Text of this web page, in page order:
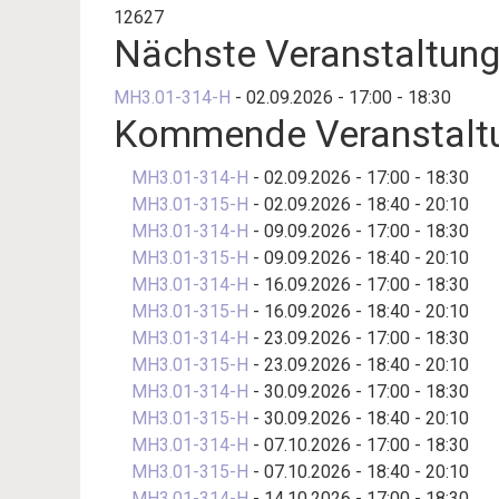
12627
Nächste Veranstaltung
MH3.01-314-H - 02.09.2026 - 17:00 - 18:30
Kommende
MH3.01-314-H - 02.09.2026 - 17:00 - 18:30
MH3.01-315-H - 02.09.2026 - 18:40 - 20:10
MH3.01-314-H - 09.09.2026 - 17:00 - 18:30
MH3.01-315-H - 09.09.2026 - 18:40 - 20:10
MH3.01-314-H - 16.09.2026 - 17:00 - 18:30
MH3.01-315-H - 16.09.2026 - 18:40 - 20:10
MH3.01-314-H - 23.09.2026 - 17:00 - 18:30
MH3.01-315-H - 23.09.2026 - 18:40 - 20:10
MH3.01-314-H - 30.09.2026 - 17:00 - 18:30
MH3.01-315-H - 30.09.2026 - 18:40 - 20:10
MH3.01-314-H - 07.10.2026 - 17:00 - 18:30
MH3.01-315-H - 07.10.2026 - 18:40 - 20:10